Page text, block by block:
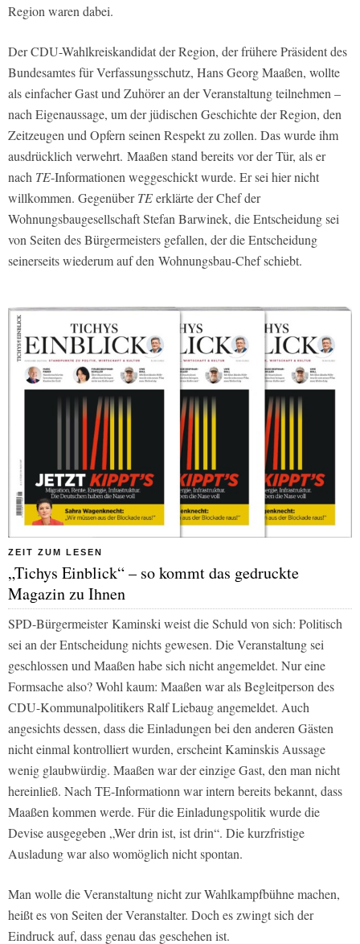
Region waren dabei.
Der CDU-Wahlkreiskandidat der Region, der frühere Präsident des
Bundesamtes für Verfassungsschutz, Hans Georg Maaßen, wollte
als einfacher Gast und Zuhörer an der Veranstaltung teilnehmen –
nach Eigenaussage, um der jüdischen Geschichte der Region, den
Zeitzeugen und Opfern seinen Respekt zu zollen. Das wurde ihm
ausdrücklich verwehrt. Maaßen stand bereits vor der Tür, als er
nach TE-Informationen weggeschickt wurde. Er sei hier nicht
willkommen. GegenüberTEerklärte der Chef der
Wohnungsbaugesellschaft Stefan Barwinek, die Entscheidung sei
von Seiten des Bürgermeisters gefallen, der die Entscheidung
seinerseits wiederum auf den Wohnungsbau-Chef schiebt.
ZEIT ZUM LESEN
„Tichys Einblick“ – so kommt das gedruckte
Magazin zu Ihnen
SPD-Bürgermeister Kaminski weist die Schuld von sich: Politisch
sei an der Entscheidung nichts gewesen. Die Veranstaltung sei
geschlossen und Maaßen habe sich nicht angemeldet. Nur eine
Formsache also? Wohl kaum: Maaßen war als Begleitperson des
CDU-Kommunalpolitikers Ralf Liebaug angemeldet. Auch
angesichts dessen, dass die Einladungen bei den anderen Gästen
nicht einmal kontrolliert wurden, erscheint Kaminskis Aussage
wenig glaubwürdig. Maaßen war der einzige Gast, den man nicht
hereinließ. Nach TE-Informationn war intern bereits bekannt, dass
Maaßen kommen werde. Für die Einladungspolitik wurde die
Devise ausgegeben „Wer drin ist, ist drin“. Die kurzfristige
Ausladung war also womöglich nicht spontan.
Man wolle die Veranstaltung nicht zur Wahlkampfbühne machen,
heißt es von Seiten der Veranstalter. Doch es zwingt sich der
Eindruck auf, dass genau das geschehen ist.